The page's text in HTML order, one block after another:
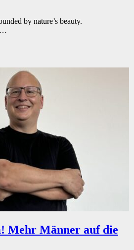
by nature’s beauty.
Mehr Männer auf die